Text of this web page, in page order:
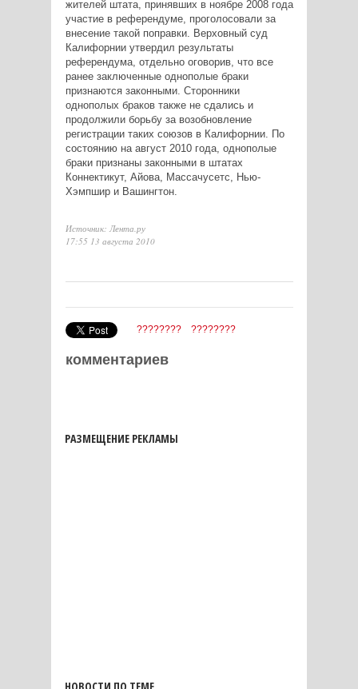
жителей штата, принявших в ноябре 2008 года
участие в референдуме, проголосовали за
внесение такой поправки. Верховный суд
Калифорнии утвердил результаты
референдума, отдельно оговорив, что все
ранее заключенные однополые браки
признаются законными. Сторонники
однополых браков также не сдались и
продолжили борьбу за возобновление
регистрации таких союзов в Калифорнии. По
состоянию на август 2010 года, однополые
браки признаны законными в штатах
Коннектикут, Айова, Массачусетс, Нью-
Хэмпшир и Вашингтон.
Источник: Лента.ру
17:55 13 августа 2010
???????? ????????
комментариев
РАЗМЕЩЕНИЕ РЕКЛАМЫ